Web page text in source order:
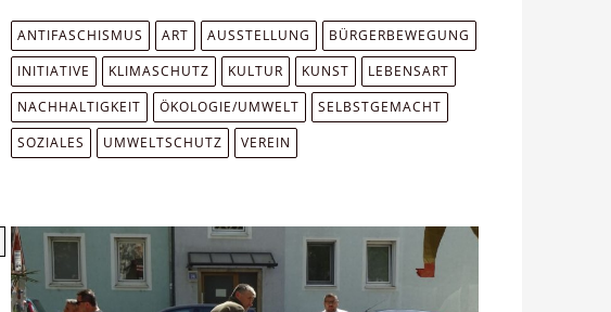
ANTIFASCHISMUS ART AUSSTELLUNG
BÜRGERBEWEGUNG
INITIATIVE
KLIMASCHUTZ KULTUR KUNST
LEBENSART
NACHHALTIGKEIT
ÖKOLOGIE/UMWELT
SELBSTGEMACHT
SOZIALES
UMWELTSCHUTZ VEREIN